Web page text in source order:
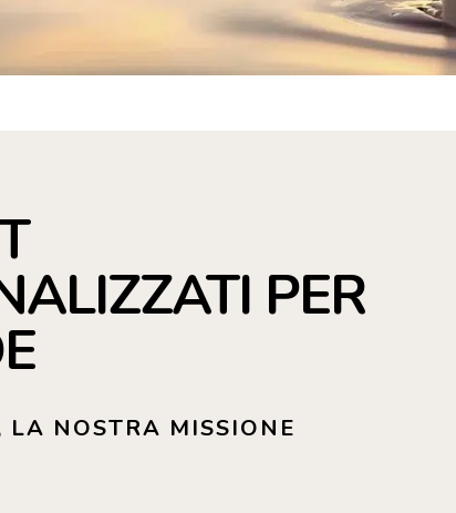
PER
NOSTRA MISSIONE